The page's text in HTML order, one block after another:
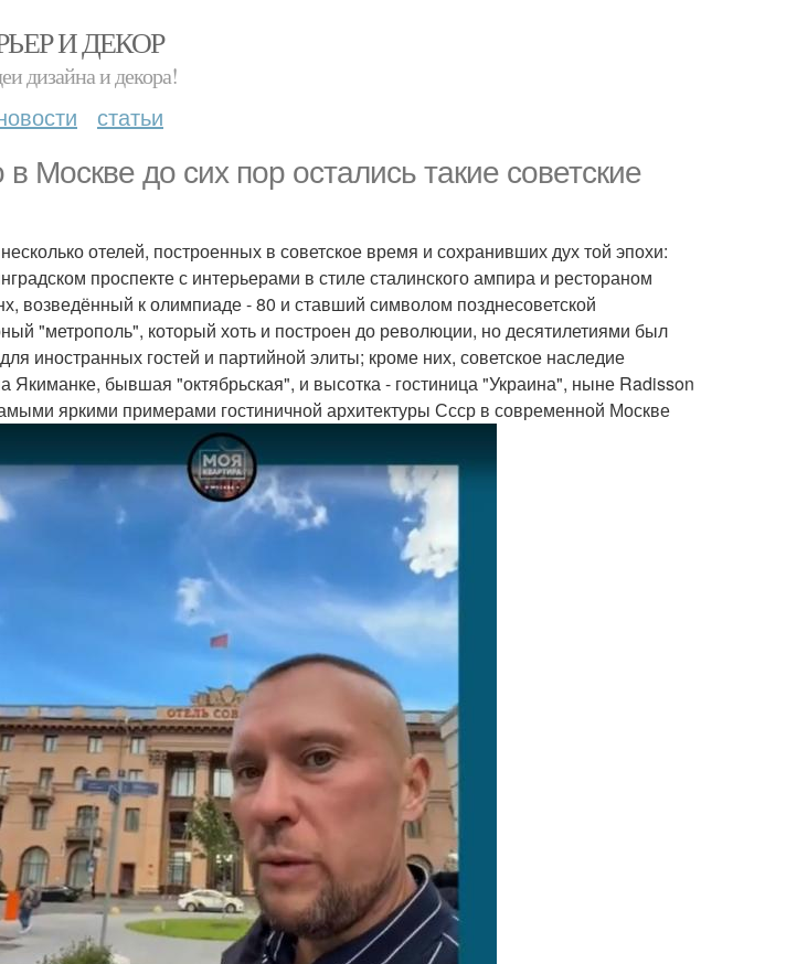
И ДЕКОР
дизайна и декора!
статьи
Москве до сих пор остались такие советские
отелей, построенных в советское время и сохранивших дух той эпохи:
проспекте с интерьерами в стиле сталинского ампира и рестораном
возведённый к олимпиаде - 80 и ставший символом позднесоветской
"метрополь", который хоть и построен до революции, но десятилетиями был
иностранных гостей и партийной элиты; кроме них, советское наследие
Якиманке, бывшая "октябрьская", и высотка - гостиница "Украина", ныне Radisson
яркими примерами гостиничной архитектуры Ссср в современной Москве